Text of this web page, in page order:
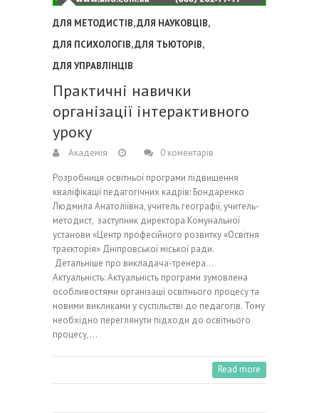
ДЛЯ МЕТОДИСТІВ,ДЛЯ НАУКОВЦІВ,
ДЛЯ ПСИХОЛОГІВ,ДЛЯ ТЬЮТОРІВ,
ДЛЯ УПРАВЛІНЦІВ
Практичні навички
організації інтерактивного
уроку
Академія 0 коментарів
Розробниця освітньої програми підвищення
кваліфікації педагогічних кадрів: Бондаренко
Людмила Анатоліївна, учитель географії, учитель-
методист, заступник директора Комунальної
установи «Центр професійного розвитку «Освітня
траєкторія» Дніпровської міської ради.
Детальніше про викладача-тренера…
Актуальність: Актуальність програми зумовлена
особливостями організації освітнього процесу та
новими викликами у суспільстві до педагогів. Тому
необхідно переглянути підходи до освітнього
процесу,…
Read more